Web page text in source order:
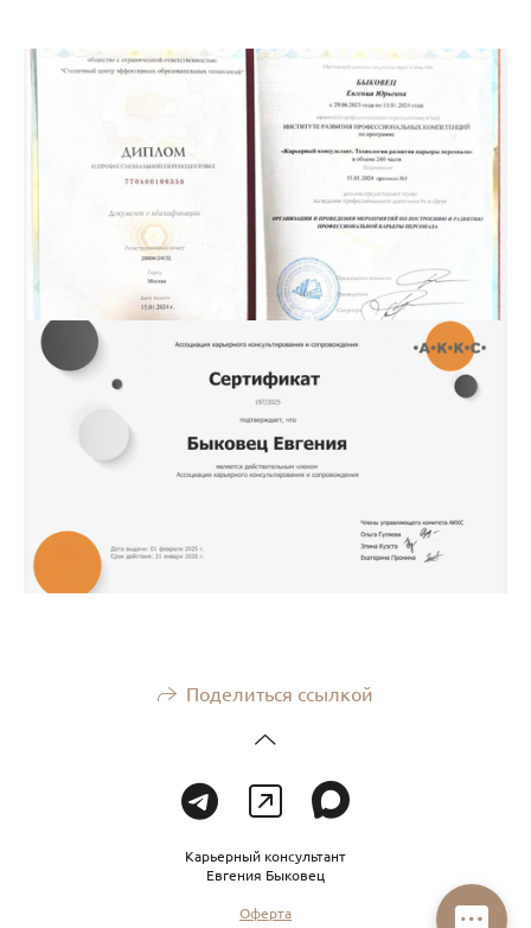
Поделиться ссылкой
Карьерный консультант
Евгения Быковец
Оферта